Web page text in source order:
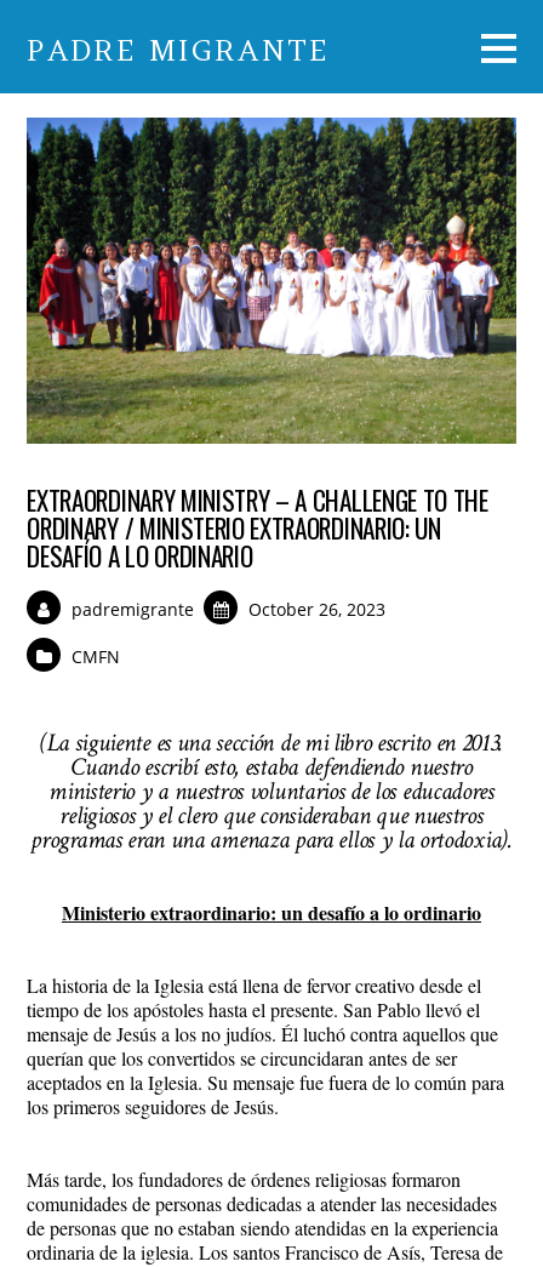
PADRE MIGRANTE
EXTRAORDINARY MINISTRY – A CHALLENGE TO THE
ORDINARY / MINISTERIO EXTRAORDINARIO: UN
DESAFÍO A LO ORDINARIO
padremigrante October 26, 2023
CMFN
(La siguiente es una sección de mi libro escrito en 2013.
Cuando escribí esto, estaba defendiendo nuestro
ministerio y a nuestros voluntarios de los educadores
religiosos y el clero que consideraban que nuestros
programas eran una amenaza para ellos y la ortodoxia).
Ministerio extraordinario: un desafío a lo ordinario
La historia de la Iglesia está llena de fervor creativo desde el
tiempo de los apóstoles hasta el presente. San Pablo llevó el
mensaje de Jesús a los no judíos. Él luchó contra aquellos que
querían que los convertidos se circuncidaran antes de ser
aceptados en la Iglesia. Su mensaje fue fuera de lo común para
los primeros seguidores de Jesús.
Más tarde, los fundadores de órdenes religiosas formaron
comunidades de personas dedicadas a atender las necesidades
de personas que no estaban siendo atendidas en la experiencia
ordinaria de la iglesia. Los santos Francisco de Asís, Teresa de